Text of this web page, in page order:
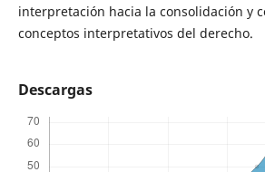
interpretación hacia la consolidación y
conceptos interpretativos del derecho.
Descargas